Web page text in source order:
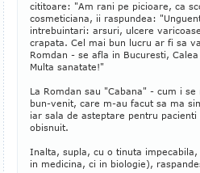
cititoare: "Am rani pe picioare, ca
cosmeticiana, ii raspundea:
intrebuintari: arsuri, ulcere
crapata. Cel mai bun lucru ar fi sa
Romdan - se afla in Bucuresti,
Multa sanatate!"
La Romdan sau "Cabana" - cum i
bun-venit, care m-au facut sa ma
iar sala de asteptare pentru
obisnuit.
Inalta, supla, cu o tinuta
in medicina, ci in biologie),